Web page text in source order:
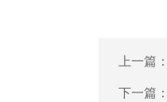
上一篇
下一篇